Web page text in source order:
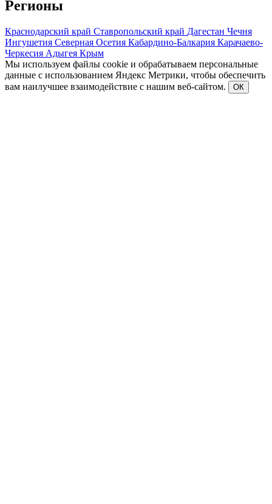
Регионы
Краснодарский край Ставропольский край Дагестан Чечня
Ингушетия Северная Осетия Кабардино-Балкария Карачаево-
Черкесия Адыгея Крым
Мы используем файлы cookie и обрабатываем персональные
данные с использованием Яндекс Метрики, чтобы обеспечить
вам наилучшее взаимодействие с нашим веб-сайтом.
ОК